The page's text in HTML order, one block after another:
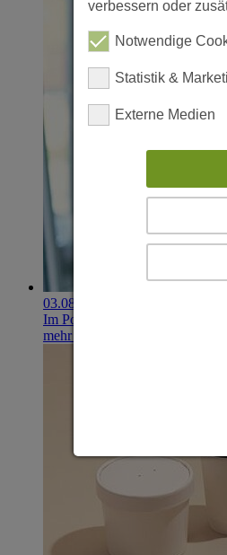
03.08.2026
Im Portfolio: Iset Telecom, IT für
mehr erfahren
verbessern oder
Notwendige
Statistik &
Externe Medien